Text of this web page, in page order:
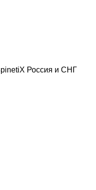
Россия и СНГ